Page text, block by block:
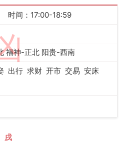
时间：17:00-18:59
福神-正北 阳贵-西南
出行 求财 开市 交易 安床
戌